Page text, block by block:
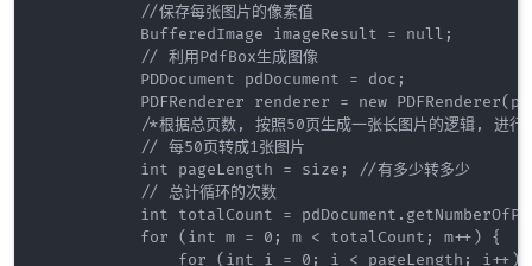
           //保存每张图片的像素值
           BufferedImage imageResult = null;
           // 利用PdfBox生成图像
           PDDocument pdDocument = doc;
PDFRenderer renderer = new
/*根据总页数, 按照50页生成一张长图片的逻辑, 进行
           // 每50页转成1张图片
           int pageLength = size; //有多少转多少
           // 总计循环的次数
int totalCount =
           for (int m = 0; m < totalCount; m++) {
for (int i = 0; i < pageLength; i++)